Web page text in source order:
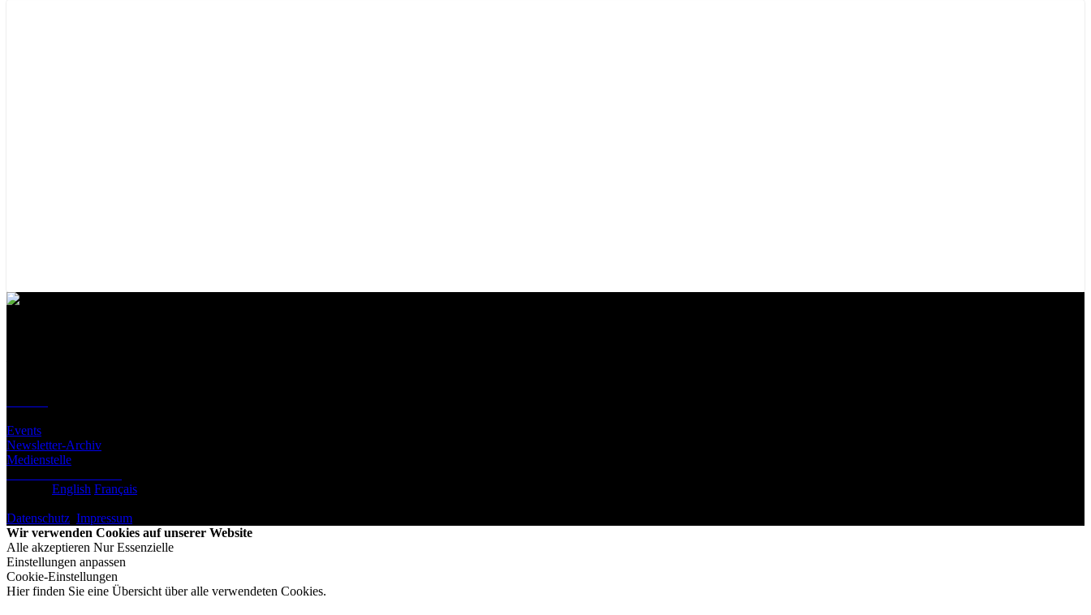
Events
Newsletter-Archiv
Medienstelle
English Français
Datenschutz Impressum
Wir verwenden Cookies auf unserer Website
Alle akzeptieren Nur Essenzielle
Einstellungen anpassen
Cookie-Einstellungen
Hier finden Sie eine Übersicht über alle verwendeten Cookies.